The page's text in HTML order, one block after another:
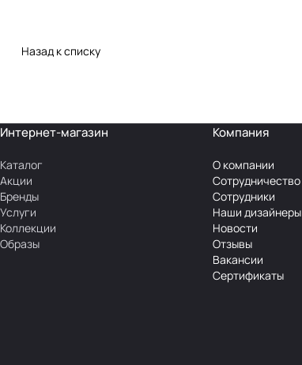
Назад к списку
Интернет-магазин
Каталог
Акции
Бренды
Услуги
Коллекции
Образы
Компания
О компании
Сотрудничество
Сотрудники
Наши дизайнеры
Новости
Отзывы
Вакансии
Сертификаты